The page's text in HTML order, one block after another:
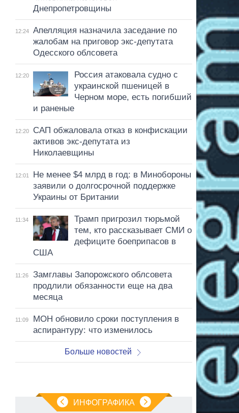
Днепропетровщины
12:24
Апелляция назначила заседание по
жалобам на приговор экс-депутата
Одесского облсовета
12:20
Россия атаковала судно с
украинской пшеницей в
Черном море, есть погибший
и раненые
12:20
САП обжаловала отказ в конфискации
активов экс-депутата из
Николаевщины
12:01
Не менее $4 млрд в год: в Минобороны
заявили о долгосрочной поддержке
Украины от Британии
11:34
Трамп пригрозил тюрьмой
тем, кто рассказывает СМИ о
дефиците боеприпасов в
США
11:26
Замглавы Запорожского облсовета
продлили обязанности еще на два
месяца
11:09
МОН обновило сроки поступления в
аспирантуру: что изменилось
Больше новостей
ИНФОГРАФИКА